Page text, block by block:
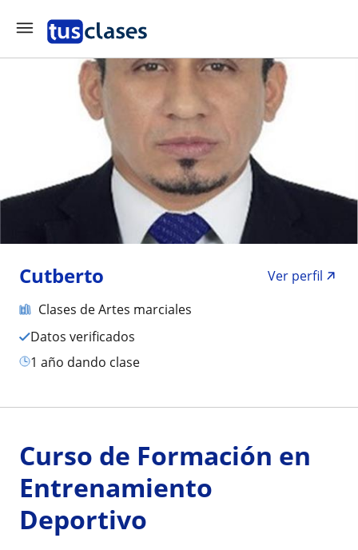
Cutberto
Ver perfil
Clases de Artes marciales
Datos verificados
1 año dando clase
Curso de Formación en
Entrenamiento
Deportivo